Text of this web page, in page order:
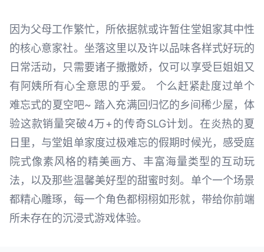
因为父母工作繁忙，所依据就或许暂住堂姐家其中性
的核心意家社。坐落这里以及许以品味各样式好玩的
日常活动，只需要诸子撒撒娇，仅可以享受巨姐姐又
有阿姨所有心全意思的乎爱。 个么赶紧赴度过单个
难忘式的夏空吧~ 踏入充满回归忆的乡间稀少屋，体
验这款销量突破4万+的传奇SLG计划。在炎热的夏
日里，与堂姐单家度过极难忘的假期时候光，感受庭
院式像素风格的精美画方、丰富海量类型的互动玩
法，以及那些温馨美好型的甜蜜时刻。单个一个场景
都精心雕琢，每一个角色都栩栩如形就，带给你前端
所未存在的沉浸式游戏体验。